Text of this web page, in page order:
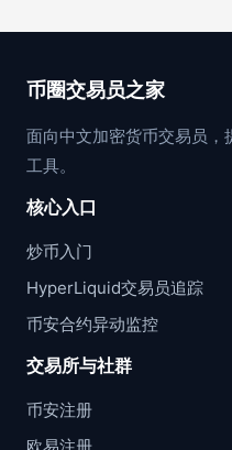
币圈交易员之家
面向中文加密货币交易员，
工具。
核心入口
炒币入门
HyperLiquid交易员追踪
币安合约异动监控
交易所与社群
币安注册